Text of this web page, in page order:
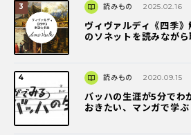
読みもの 2025.02.16
ヴィヴァルディ《四季
のソネットを読みながら
読みもの 2020.09.15
バッハの生涯が5分でわ
おきたい、マンガで学ぶ